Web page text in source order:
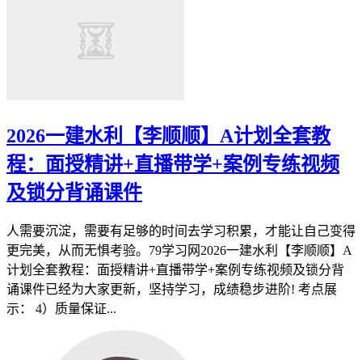
2026一建水利【李顺顺】A计划全套教
程：面授精讲+直播带学+案例专练视频
及锁分背诵课件
人需要沉淀，需要有足够的时间去学习积累，才能让自己变得
更完美，从而无惧考验。79学习网2026一建水利【李顺顺】A
计划全套教程：面授精讲+直播带学+案例专练视频及锁分背
诵课件已经为大家更新，坚持学习，成绩稳步进阶! 考点展
示： 4）质量保证...